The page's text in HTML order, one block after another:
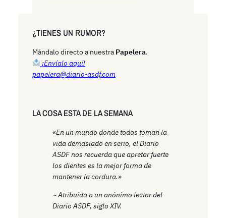
r
h
¿TIENES UN RUMOR?
Mándalo directo a nuestra Papelera.
¡Envíalo aquí!
papelera@diario-asdf.com
LA COSA ESTA DE LA SEMANA
«En un mundo donde todos toman la
vida demasiado en serio, el Diario
ASDF nos recuerda que apretar fuerte
los dientes es la mejor forma de
mantener la cordura.»
~ Atribuida a un anónimo lector del
Diario ASDF, siglo XIV.